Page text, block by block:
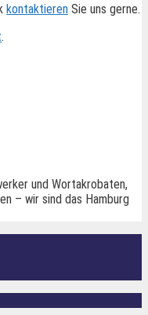
kontaktieren Sie uns gerne.
.
und Wortakrobaten,
– wir sind das Hamburg